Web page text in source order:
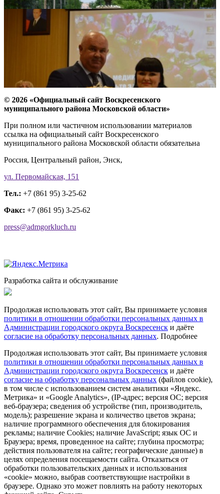
© 2026 «Официальный сайт Воскресенского
муниципального района Московской области»
При полном или частичном использовании материалов
ссылка на официальный сайт Воскресенского
муниципального района Московской области обязательна
Россия, Центральный район, Энск,
ул. Первомайская, 151
Тел.: +7 (861 95) 3-25-62
Факс: +7 (861 95) 3-25-62
press@admgorkluch.ru
Разработка сайта и обслуживание
Продолжая использовать этот сайт, Вы принимаете условия
политики в отношении обработки персональных данных в
Администрации городского округа Воскресенск и даёте
согласие на обработку персональных данных. Подробнее
Продолжая использовать этот сайт, Вы принимаете условия
политики в отношении обработки персональных данных в
Администрации городского округа Воскресенск и даёте
согласие на обработку персональных данных (файлов cookie),
в том числе с использованием систем аналитики «Яндекс.
Метрика» и «Google Analytics», (IP-адрес; версия ОС; версия
веб-браузера; сведения об устройстве (тип, производитель,
модель); разрешение экрана и количество цветов экрана;
наличие программного обеспечения для блокирования
рекламы; наличие Cookies; наличие JavaScript; язык ОС и
Браузера; время, проведенное на сайте; глубина просмотра;
действия пользователя на сайте; географические данные) в
целях определения посещаемости сайта. Отказаться от
обработки пользовательских данных и использования
«cookie» можно, выбрав соответствующие настройки в
браузере. Однако это может повлиять на работу некоторых